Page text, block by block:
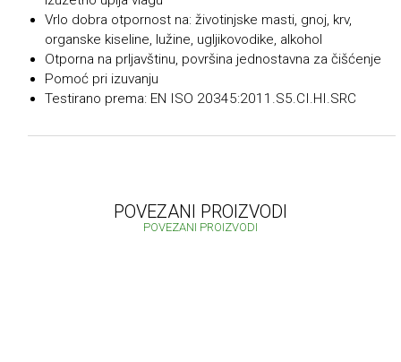
Vrlo dobra otpornost na: životinjske masti, gnoj, krv,
organske kiseline, lužine, ugljikovodike, alkohol
Otporna na prljavštinu, površina jednostavna za čišćenje
Pomoć pri izuvanju
Testirano prema: EN ISO 20345:2011.S5.CI.HI.SRC
POVEZANI PROIZVODI
POVEZANI PROIZVODI